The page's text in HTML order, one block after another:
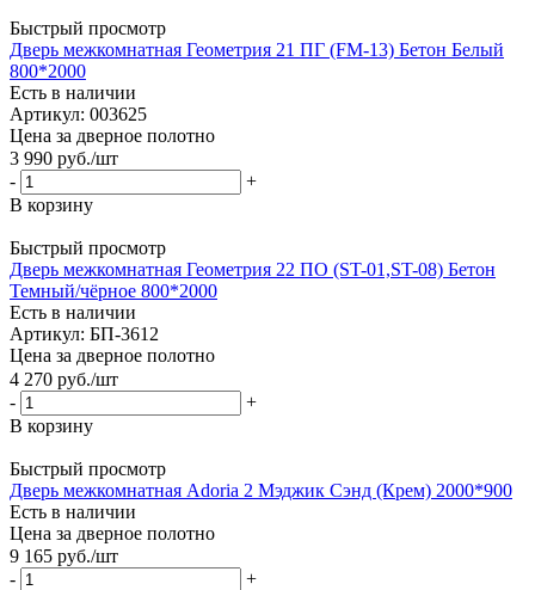
Быстрый просмотр
Дверь межкомнатная Геометрия 21 ПГ (FM-13) Бетон Белый
800*2000
Есть в наличии
Артикул: 003625
Цена за дверное полотно
3 990 руб./шт
-
+
В корзину
Быстрый просмотр
Дверь межкомнатная Геометрия 22 ПО (ST-01,ST-08) Бетон
Темный/чёрное 800*2000
Есть в наличии
Артикул: БП-3612
Цена за дверное полотно
4 270 руб./шт
-
+
В корзину
Быстрый просмотр
Дверь межкомнатная Adoria 2 Мэджик Сэнд (Крем) 2000*900
Есть в наличии
Цена за дверное полотно
9 165 руб./шт
-
+